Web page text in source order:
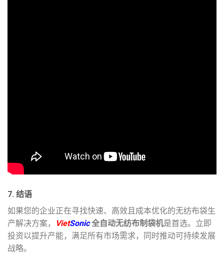
7. 结语
如果您的企业正在寻找快速、高效且成本优化的无纺布袋生
产解决方案，
VietSonic 全自动无纺布制袋机是首选。立即
投资以提升产能，满足所有市场需求，同时推动可持续发展
战略。